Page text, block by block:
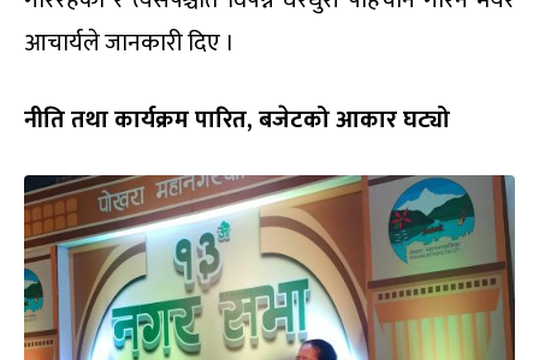
आचार्यले जानकारी दिए ।
नीति तथा कार्यक्रम पारित, बजेटको आकार घट्यो